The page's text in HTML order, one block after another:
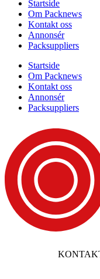
Startside
Om Packnews
Kontakt oss
Annonsér
Packsuppliers
Startside
Om Packnews
Kontakt oss
Annonsér
Packsuppliers